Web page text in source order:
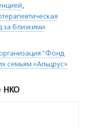
,
за близкими
"Фонд
семьям «Альцрус»
НКО